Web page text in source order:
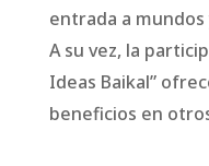
entrada a
A su vez, la
Ideas Baikal”
beneficios en